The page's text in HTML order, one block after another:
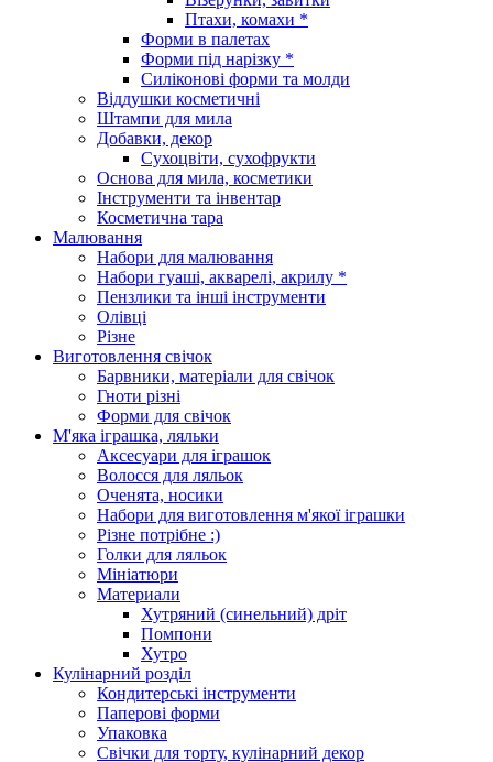
Птахи, комахи *
Форми в палетах
Форми під нарізку *
Силіконові форми та молди
Віддушки косметичні
Штампи для мила
Добавки, декор
Сухоцвіти, сухофрукти
Основа для мила, косметики
Інструменти та інвентар
Косметична тара
Малювання
Набори для малювання
Набори гуаші, акварелі, акрилу *
Пензлики та інші інструменти
Олівці
Різне
Виготовлення свічок
Барвники, матеріали для свічок
Гноти різні
Форми для свічок
М'яка іграшка, ляльки
Аксесуари для іграшок
Волосся для ляльок
Оченята, носики
Набори для виготовлення м'якої іграшки
Різне потрібне :)
Голки для ляльок
Мініатюри
Материали
Хутряний (синельний) дріт
Помпони
Хутро
Кулінарний розділ
Кондитерські інструменти
Паперові форми
Упаковка
Свічки для торту, кулінарний декор